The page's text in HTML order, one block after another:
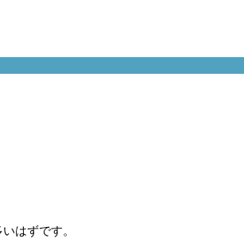
はずです。